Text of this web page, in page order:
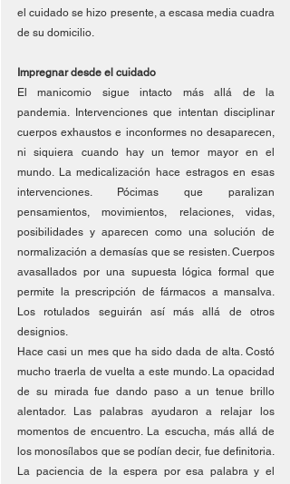
el cuidado se hizo presente, a escasa media cuadra
de su domicilio.
Impregnar desde el cuidado
El manicomio sigue intacto más allá de la
pandemia. Intervenciones que intentan disciplinar
cuerpos exhaustos e inconformes no desaparecen,
ni siquiera cuando hay un temor mayor en el
mundo. La medicalización hace estragos en esas
intervenciones. Pócimas que paralizan
pensamientos, movimientos, relaciones, vidas,
posibilidades y aparecen como una solución de
normalización a demasías que se resisten. Cuerpos
avasallados por una supuesta lógica formal que
permite la prescripción de fármacos a mansalva.
Los rotulados seguirán así más allá de otros
designios.
Hace casi un mes que ha sido dada de alta. Costó
mucho traerla de vuelta a este mundo. La opacidad
de su mirada fue dando paso a un tenue brillo
alentador. Las palabras ayudaron a relajar los
momentos de encuentro. La escucha, más allá de
los monosílabos que se podían decir, fue definitoria.
La paciencia de la espera por esa palabra y el